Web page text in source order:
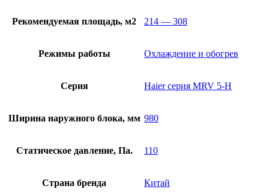
Рекомендуемая площадь, м2 214 — 308
Режимы работы Охлаждение и обогрев
Серия Haier серия MRV 5-H
Ширина наружного блока, мм 980
Статическое давление, Па. 110
Страна бренда Китай